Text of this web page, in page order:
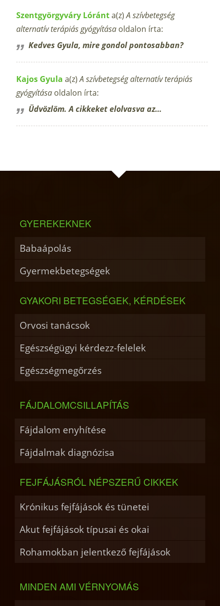
Szentgyörgyváry Lóránta(z)A szívbetegség
alternatív terápiás gyógyítása oldalon írta:
Kedves Gyula, mire gondol pontosabban?
Kajos Gyula a(z)A szívbetegség alternatív terápiás
gyógyítása oldalon írta:
Üdvözlöm. A cikkeket elolvasva az…
GYEREKEKNEK
Babaápolás
Gyermekbetegségek
GYAKORI BETEGSÉGEK, KÉRDÉSEK
Orvosi tanácsok
Egészségügyi kérdezz-felelek
Egészségmegőrzés
FÁJDALOMCSILLAPÍTÁS
Fájdalom enyhítése
Fájdalmak diagnózisa
FEJFÁJÁSRÓL NÉPSZERŰ CIKKEK
Krónikus fejfájások és tünetei
Akut fejfájások típusai és okai
Rohamokban jelentkező fejfájások
MINDEN AMI VÉRNYOMÁS